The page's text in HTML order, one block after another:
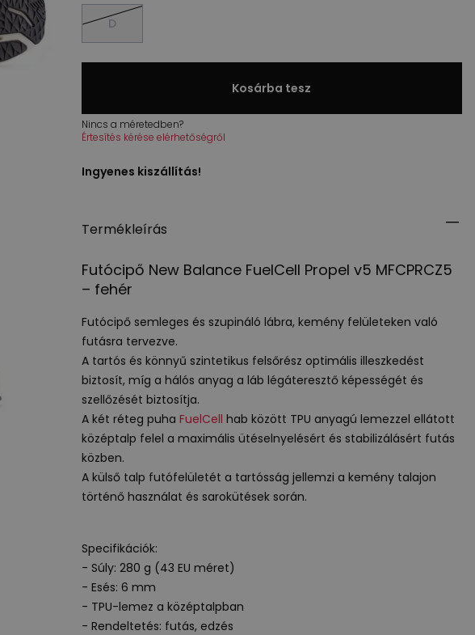
D
Kosárba tesz
Nincs a méretedben?
Értesítés kérése elérhetőségről
Ingyenes kiszállítás!
Termékleírás
Futócipő New Balance FuelCell Propel v5 MFCPRCZ5
– fehér
Futócipő semleges és szupináló lábra, kemény felületeken való
futásra tervezve.
A tartós és könnyű szintetikus felsőrész optimális illeszkedést
biztosít, míg a hálós anyag a láb légáteresztő képességét és
szellőzését biztosítja.
A két réteg puha FuelCell hab között TPU anyagú lemezzel ellátott
középtalp felel a maximális ütéselnyelésért és stabilizálásért futás
közben.
A külső talp futófelületét a tartósság jellemzi a kemény talajon
történő használat és sarokütések során.
Specifikációk:
- Súly: 280 g (43 EU méret)
- Esés: 6 mm
- TPU-lemez a középtalpban
- Rendeltetés: futás, edzés